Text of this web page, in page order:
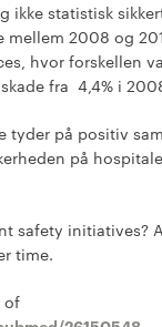
ikke statistisk
2008 og
hvor forskellen
fra 4,4% i
tyder på positiv
på
safety
time.
of